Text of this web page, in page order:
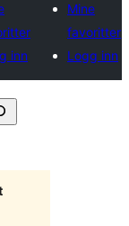
inn
Mine
favoritter
Logg inn